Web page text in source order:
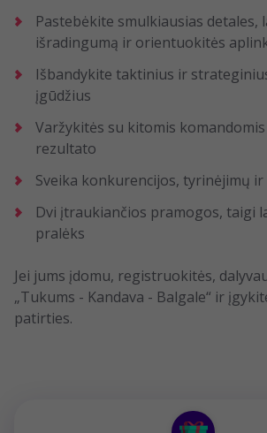
Pastebėkite smulkiausias detales,
išradingumą ir orientuokitės
Išbandykite taktinius ir
įgūdžius
Varžykitės su kitomis
rezultato
Sveika konkurencijos, tyrinėjimų
Dvi įtraukiančios pramogos, taigi
pralėks
Jei jums įdomu, registruokitės,
„Tukums - Kandava - Balgale“ ir
patirties.